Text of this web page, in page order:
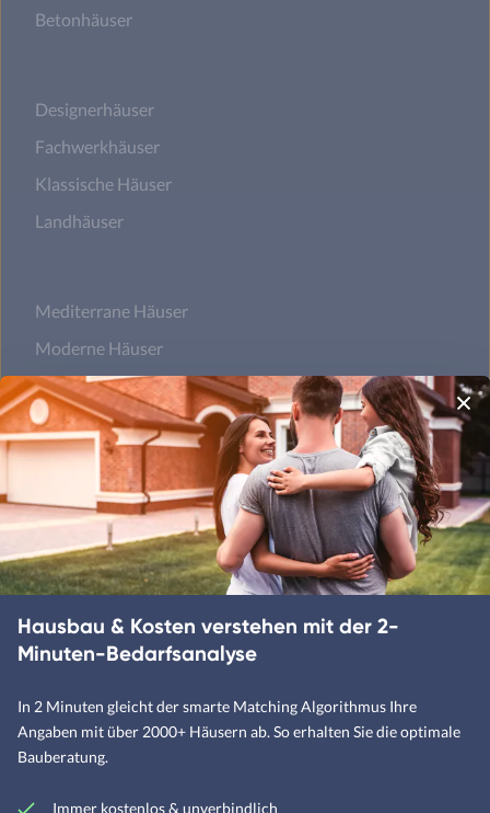
Betonhäuser
Designerhäuser
Fachwerkhäuser
Klassische Häuser
Landhäuser
Mediterrane Häuser
Moderne Häuser
Schwedenhäuser
Skandinavische Häuser
Satteldachhäuser
Flachdachhäuser
Walmdachhäuser
Pultdachhäuser
Unternehmen
Über Fertighaus.de
Hausbau & Kosten verstehen mit der 2-
Minuten-Bedarfsanalyse
In 2 Minuten gleicht der smarte Matching Algorithmus Ihre
Angaben mit über 2000+ Häusern ab. So erhalten Sie die optimale
Bauberatung.
Immer kostenlos & unverbindlich